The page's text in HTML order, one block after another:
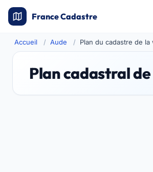
France Cadastre
Accueil Aude Plan du cadastre de la
Plan cadastral